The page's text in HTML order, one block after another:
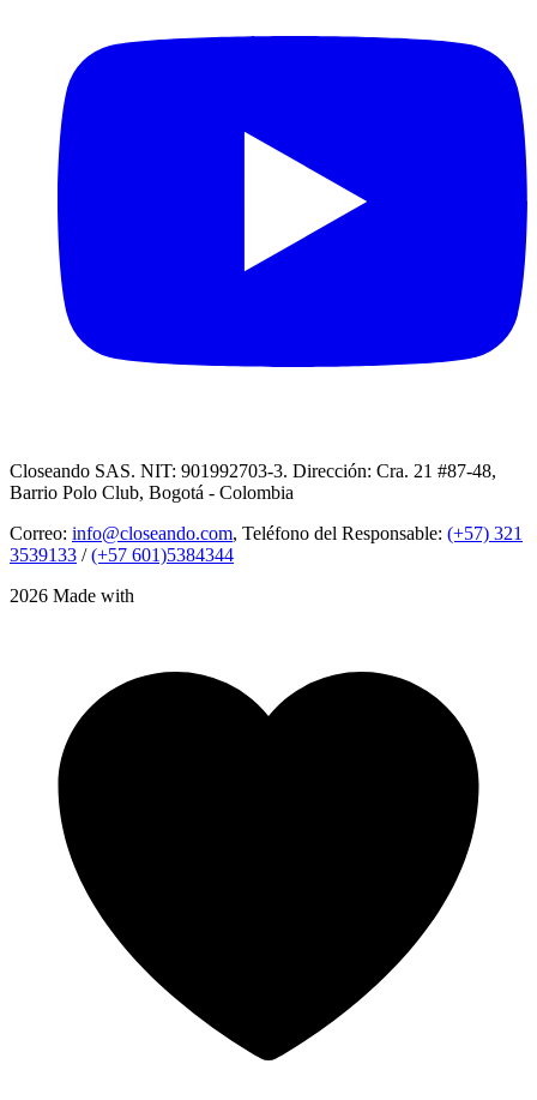
Closeando SAS. NIT: 901992703-3. Dirección: Cra. 21 #87-48,
Barrio Polo Club, Bogotá - Colombia
Correo: info@closeando.com, Teléfono del Responsable: (+57) 321
3539133 /(+57 601)5384344
2026 Made with